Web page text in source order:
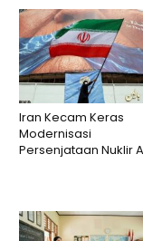
Iran Kecam Keras
Modernisasi
Persenjataan Nuklir